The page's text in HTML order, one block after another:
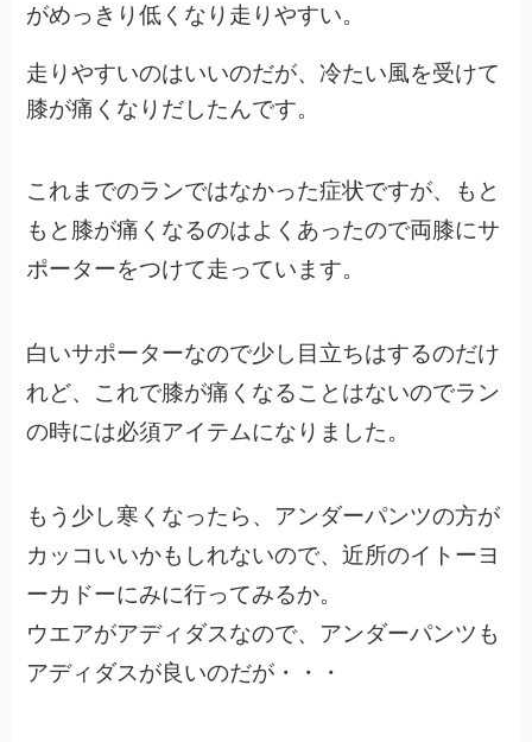
がめっきり低くなり走りやすい。
走りやすいのはいいのだが、冷たい風を受けて
膝が痛くなりだしたんです。
これまでのランではなかった症状ですが、もと
もと膝が痛くなるのはよくあったので両膝にサ
ポーターをつけて走っています。
白いサポーターなので少し目立ちはするのだけ
れど、これで膝が痛くなることはないのでラン
の時には必須アイテムになりました。
もう少し寒くなったら、アンダーパンツの方が
カッコいいかもしれないので、近所のイトーヨ
ーカドーにみに行ってみるか。
ウエアがアディダスなので、アンダーパンツも
アディダスが良いのだが・・・